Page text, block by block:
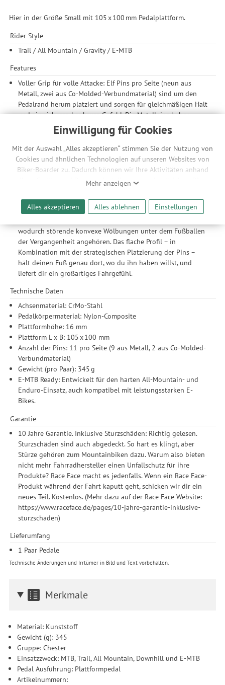
Einwilligung für Cookies
Mit der Auswahl „Alles akzeptieren“ stimmen Sie der Nutzung von
Cookies und ähnlichen Technologien auf unseren Websites von
Biker-Boarder zu. Dadurch können wir Ihre Aktivitäten anhand
Ihrer Geräte- und Browsereinstellungen nachvollziehen. Dies
Werbeanzeigen für Sie bereitzustellen sowie Funktionalitäten
unserer Website sicherzustellen und stetig zu verbessern. Dabei
werden Ihre Daten auch an Drittanbieter und Werbepartner
weitergegeben. Die Verarbeitung erfolgt ausschließlich zum
Zwecke der Einbindung von Streaming-Inhalten und der
Durchführung von statistischer Analyse, Reichweitenmessungen,
Produktempfehlungen und nutzungsbasierter Werbung.
Informationen zu den einzelnen Funktionen, den Drittanbietern
Einwilligung ist freiwillig, für die Nutzung unserer Website nicht
erforderlich und gilt, bis sie widerrufen wird. Sie können Ihre
Einwilligung unter Einstellungen lediglich für bestimmte
Drittanbieter erteilen und jederzeit für die Zukunft widerrufen.
Mehr anzeigen
Alles akzeptieren Alles ablehnen Einstellungen
Hier in der Größe Small mit 105 x 100 mm Pedalplattform.
Rider Style
Trail / All Mountain / Gravity / E-MTB
Features
Voller Grip für volle Attacke: Elf Pins pro Seite (neun aus
Metall, zwei aus Co-Molded-Verbundmaterial) sind um den
Pedalrand herum platziert und sorgen für gleichmäßigen Halt
und ein sicheres, konkaves Gefühl. Die Metallpins haben
außerdem kleinere, gewindelose Spitzen, die beim Biken die
Neupositionierung des Fußes erleichtern und den Austausch
einzelner abgebrochener Pins erleichtern.
Fit für deine Füße: Chester wird jetzt in zwei verschiedenen
Größen angeboten, wobei das kleine Modell 105 x 100 mm
sowohl große als auch kleine Fahrer und Kinder das perfekte
Plattformpedal.
Trittsicher unterwegs: Der neue Pedalkörper wurde ohne
wodurch störende konvexe Wölbungen unter dem Fußballen
der Vergangenheit angehören. Das flache Profil – in
Kombination mit der strategischen Platzierung der Pins –
hält deinen Fuß genau dort, wo du ihn haben willst, und
liefert dir ein großartiges Fahrgefühl.
Technische Daten
Achsenmaterial: CrMo-Stahl
Pedalkörpermaterial: Nylon-Composite
Plattformhöhe: 16 mm
Plattform L x B: 105 x 100 mm
Anzahl der Pins: 11 pro Seite (9 aus Metall, 2 aus Co-Molded-
Verbundmaterial)
Gewicht (pro Paar): 345 g
E-MTB Ready: Entwickelt für den harten All-Mountain- und
Enduro-Einsatz, auch kompatibel mit leistungsstarken E-
Bikes.
Garantie
10 Jahre Garantie. Inklusive Sturzschäden: Richtig gelesen.
Sturzschäden sind auch abgedeckt. So hart es klingt, aber
Stürze gehören zum Mountainbiken dazu. Warum also bieten
nicht mehr Fahrradhersteller einen Unfallschutz für ihre
Produkte? Race Face macht es jedenfalls. Wenn ein Race Face-
Produkt während der Fahrt kaputt geht, schicken wir dir ein
neues Teil. Kostenlos. (Mehr dazu auf der Race Face Website:
https://www.raceface.de/pages/10-jahre-garantie-inklusive-
sturzschaden)
Lieferumfang
1 Paar Pedale
Technische Änderungen und Irrtümer in Bild und Text vorbehalten.
Merkmale
Material: Kunststoff
Gewicht (g): 345
Gruppe: Chester
Einsatzzweck: MTB, Trail, All Mountain, Downhill und E-MTB
Pedal Ausführung: Plattformpedal
Artikelnummern: